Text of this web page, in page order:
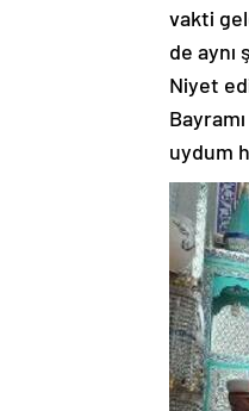
vakti
de aynı
Niyet
uydum